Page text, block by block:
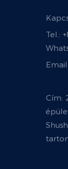
Tel.:
Email:
Cím: